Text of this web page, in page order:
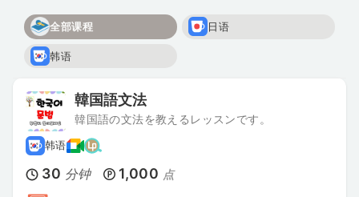
全部课程 日语
韩语
韓国語文法
韓国語の文法を教えるレッスンです。
韩语
30 分钟 1,000 点